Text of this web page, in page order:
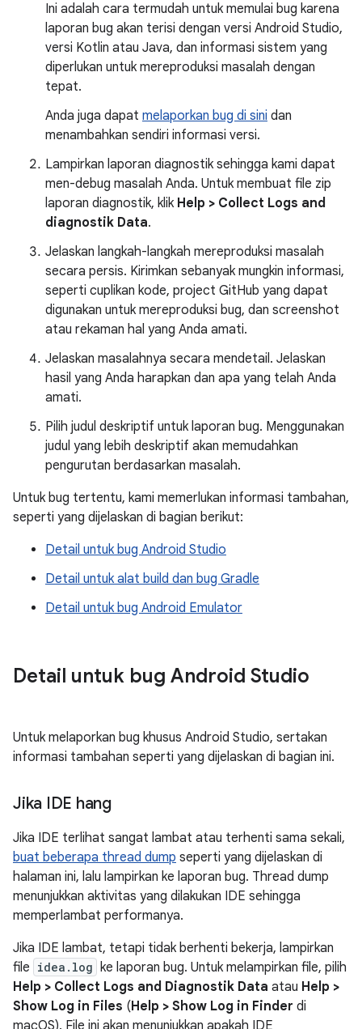
Ini adalah cara termudah untuk memulai bug karena
laporan bug akan terisi dengan versi Android Studio,
versi Kotlin atau Java, dan informasi sistem yang
diperlukan untuk mereproduksi masalah dengan
tepat.
Anda juga dapat melaporkan bug di sini dan
menambahkan sendiri informasi versi.
Lampirkan laporan diagnostik sehingga kami dapat
men-debug masalah Anda. Untuk membuat file zip
laporan diagnostik, klik Help > Collect Logs and
diagnostik Data.
Jelaskan langkah-langkah mereproduksi masalah
secara persis. Kirimkan sebanyak mungkin informasi,
seperti cuplikan kode, project GitHub yang dapat
digunakan untuk mereproduksi bug, dan screenshot
atau rekaman hal yang Anda amati.
Jelaskan masalahnya secara mendetail. Jelaskan
hasil yang Anda harapkan dan apa yang telah Anda
amati.
Pilih judul deskriptif untuk laporan bug. Menggunakan
judul yang lebih deskriptif akan memudahkan
pengurutan berdasarkan masalah.
Untuk bug tertentu, kami memerlukan informasi tambahan,
seperti yang dijelaskan di bagian berikut:
Detail untuk bug Android Studio
Detail untuk alat build dan bug Gradle
Detail untuk bug Android Emulator
Detail untuk bug Android Studio
Untuk melaporkan bug khusus Android Studio, sertakan
informasi tambahan seperti yang dijelaskan di bagian ini.
Jika IDE hang
Jika IDE terlihat sangat lambat atau terhenti sama sekali,
buat beberapa thread dump seperti yang dijelaskan di
halaman ini, lalu lampirkan ke laporan bug. Thread dump
menunjukkan aktivitas yang dilakukan IDE sehingga
memperlambat performanya.
Jika IDE lambat, tetapi tidak berhenti bekerja, lampirkan
file idea.log ke laporan bug. Untuk melampirkan file, pilih
Help > Collect Logs and Diagnostik Data atau Help >
Show Log in Files (Help > Show Log in Finder di
macOS). File ini akan menunjukkan apakah IDE